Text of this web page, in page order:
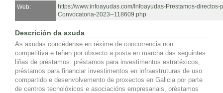
Web:
https://www.infoayudas.com/Infoayudas-Prestamos-
Convocatoria-2023--118609.php
Descrición da axuda
As axudas concédense en réxime de concorrencia non
competitiva e teñen por obxecto a posta en marcha das seguintes
liñas de préstamos: préstamos para investimentos estratéxicos,
préstamos para financiar investimentos en infraestruturas de uso
compartido e desenvolvemento de proxectos en Galicia por parte
de centros tecnolóxicos e asociacións empresariais, préstamos